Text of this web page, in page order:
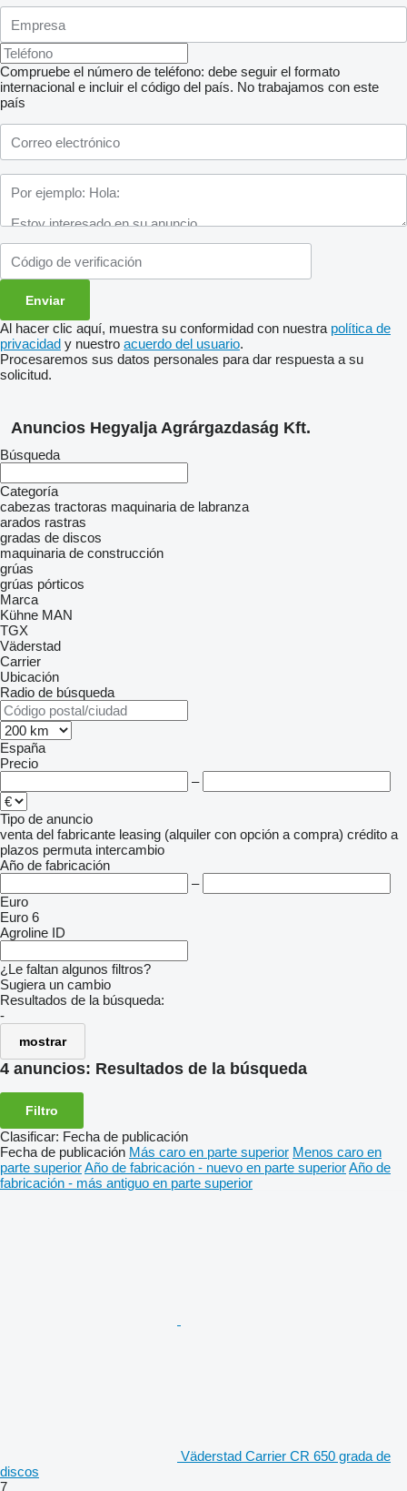
Compruebe el número de teléfono: debe seguir el formato
internacional e incluir el código del país. No trabajamos con este
país
Al hacer clic aquí, muestra su conformidad con nuestra política de
privacidad y nuestro acuerdo del usuario.
Procesaremos sus datos personales para dar respuesta a su
solicitud.
Anuncios Hegyalja Agrárgazdaság Kft.
Búsqueda
Categoría
cabezas tractoras maquinaria de labranza
arados rastras
gradas de discos
maquinaria de construcción
grúas
grúas pórticos
Marca
Kühne MAN
TGX
Väderstad
Carrier
Ubicación
Radio de búsqueda
España
Precio
–
Tipo de anuncio
venta del fabricante leasing (alquiler con opción a compra) crédito a
plazos permuta intercambio
Año de fabricación
–
Euro
Euro 6
Agroline ID
¿Le faltan algunos filtros?
Sugiera un cambio
Resultados de la búsqueda:
-
mostrar
4 anuncios: Resultados de la búsqueda
Filtro
Clasificar: Fecha de publicación
Fecha de publicación Más caro en parte superior Menos caro en
parte superiorAño de fabricación - nuevo en parte superiorAño de
fabricación - más antiguo en parte superior
Väderstad Carrier CR 650 grada de
discos
7